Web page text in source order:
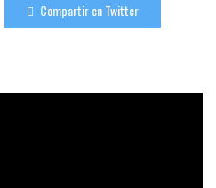
Compartir en Twitter